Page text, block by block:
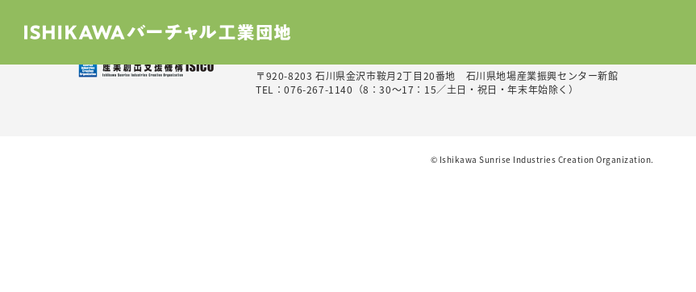
〒920-8203 石川県金沢市鞍月2丁目20番地 石川県地場産業振興センター新館
TEL：076-267-1140 （8：30～17：15／土日・祝日・年末年始除く）
©︎ Ishikawa Sunrise Industries Creation Organization.